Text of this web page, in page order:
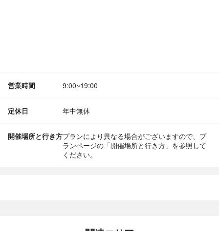
営業時間 9:00~19:00
定休日 年中無休
開催場所と行き方プランにより異なる場合がございますので、プ
ランページの「開催場所と行き方」を参照して
ください。